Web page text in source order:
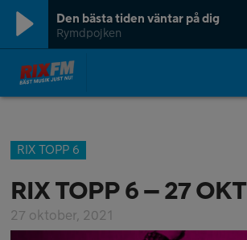
Den bästa tiden väntar på dig
Rymdpojken
RIX TOPP 6
RIX TOPP 6 – 27 OKT
27 oktober, 2021